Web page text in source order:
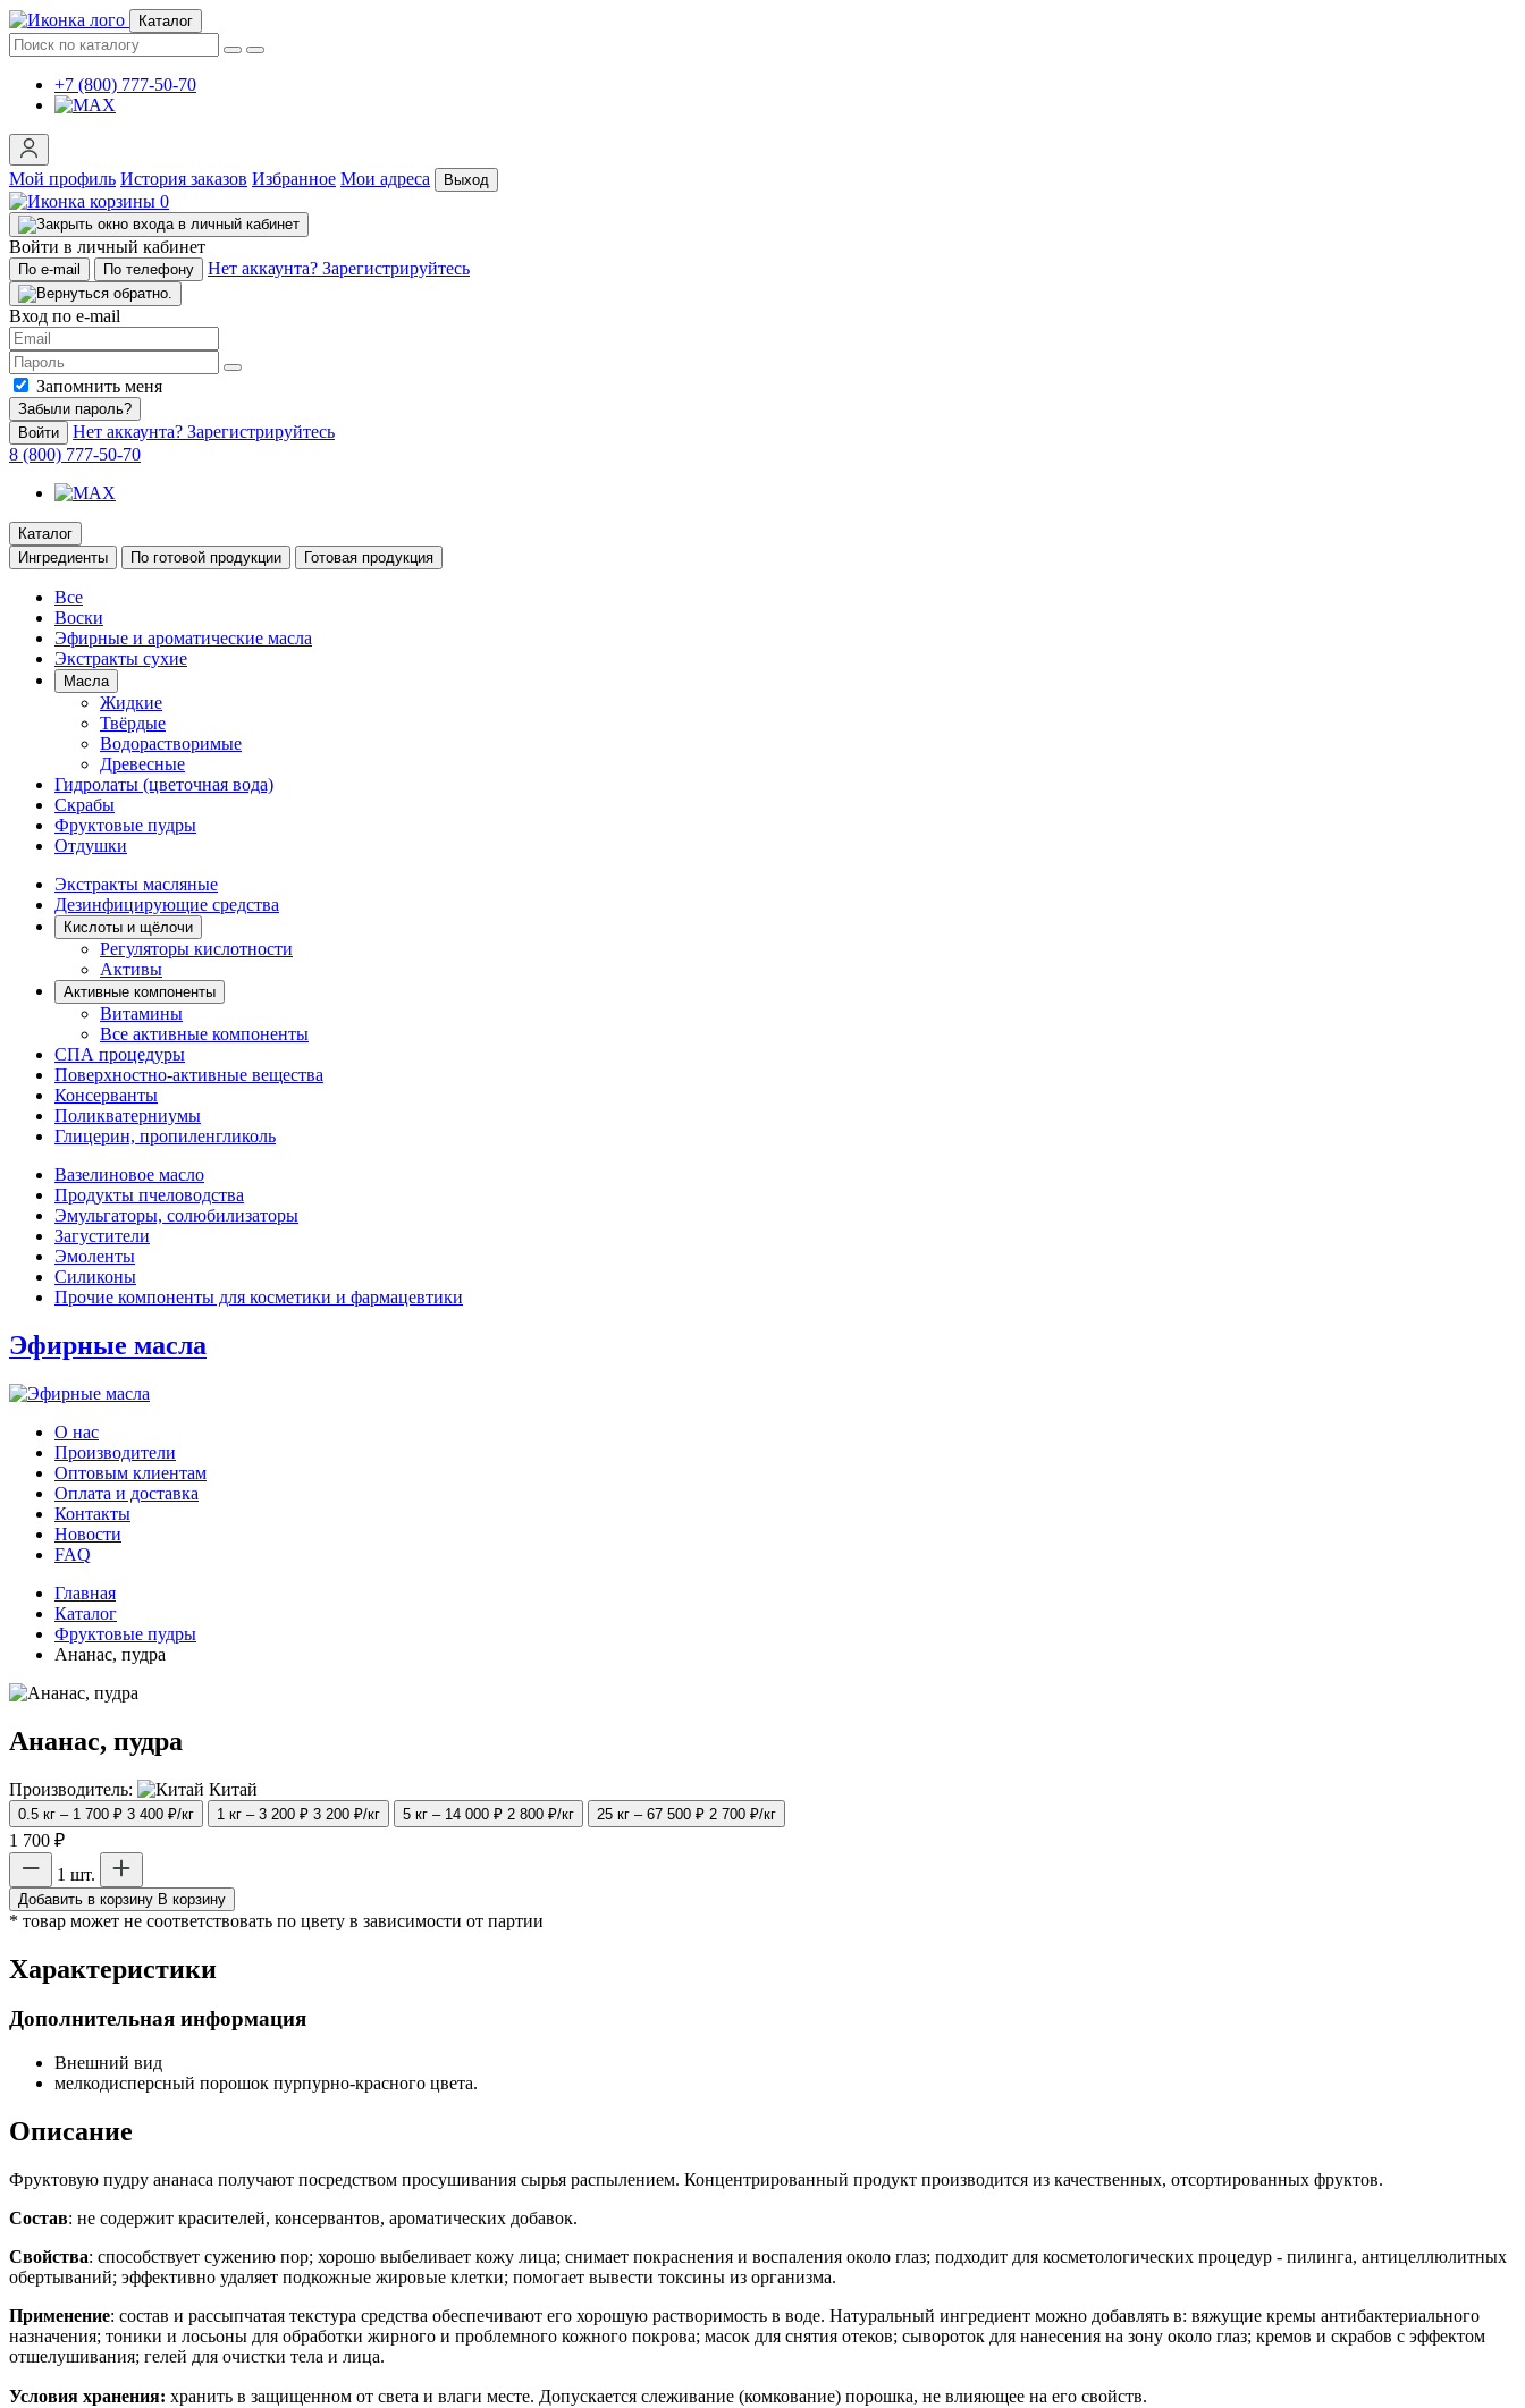
Каталог
+7 (800) 777-50-70
Мой профиль История заказов Избранное Мои адреса Выход
0
Войти в личный кабинет
По e-mail По телефону Нет аккаунта? Зарегистрируйтесь
Вход по e-mail
Запомнить меня
Забыли пароль?
Войти
Нет аккаунта? Зарегистрируйтесь
8 (800) 777-50-70
Каталог
Ингредиенты
По готовой продукции Готовая продукция
Все
Воски
Эфирные и ароматические масла
Экстракты сухие
Масла
Жидкие
Твёрдые
Водорастворимые
Древесные
Гидролаты (цветочная вода)
Скрабы
Фруктовые пудры
Отдушки
Экстракты масляные
Дезинфицирующие средства
Кислоты и щёлочи
Регуляторы кислотности
Активы
Активные компоненты
Витамины
Все активные компоненты
СПА процедуры
Поверхностно-активные вещества
Консерванты
Поликватерниумы
Глицерин, пропиленгликоль
Вазелиновое масло
Продукты пчеловодства
Эмульгаторы, солюбилизаторы
Загустители
Эмоленты
Силиконы
Прочие компоненты для косметики и фармацевтики
Эфирные масла
О нас
Производители
Оптовым клиентам
Оплата и доставка
Контакты
Новости
FAQ
Главная
Каталог
Фруктовые пудры
Ананас, пудра
Ананас, пудра
Производитель: Китай
0.5 кг – 1 700 ₽ 3 400 ₽/кг 1 кг – 3 200 ₽ 3 200 ₽/кг 5 кг – 14 000 ₽ 2 800 ₽/кг 25 кг – 67 500 ₽ 2 700 ₽/кг
1 700 ₽
1 шт.
Добавить в корзину В корзину
* товар может не соответствовать по цвету в зависимости от партии
Характеристики
Дополнительная информация
Внешний вид
мелкодисперсный порошок пурпурно-красного цвета.
Описание
Фруктовую пудру ананаса получают посредством просушивания сырья распылением. Концентрированный продукт производится из качественных, отсортированных фруктов.
Состав: не содержит красителей, консервантов, ароматических добавок.
Свойства: способствует сужению пор; хорошо выбеливает кожу лица; снимает покраснения и воспаления около глаз; подходит для косметологических процедур - пилинга, антицеллюлитных
обертываний; эффективно удаляет подкожные жировые клетки; помогает вывести токсины из организма.
Применение: состав и рассыпчатая текстура средства обеспечивают его хорошую растворимость в воде. Натуральный ингредиент можно добавлять в: вяжущие кремы антибактериального
назначения; тоники и лосьоны для обработки жирного и проблемного кожного покрова; масок для снятия отеков; сывороток для нанесения на зону около глаз; кремов и скрабов с эффектом
отшелушивания; гелей для очистки тела и лица.
Условия хранения: хранить в защищенном от света и влаги месте. Допускается слеживание (комкование) порошка, не влияющее на его свойств.